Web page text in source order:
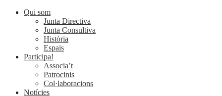
Qui som
Junta Directiva
Junta Consultiva
Història
Espais
Participa!
Associa’t
Patrocinis
Col·laboracions
Notícies